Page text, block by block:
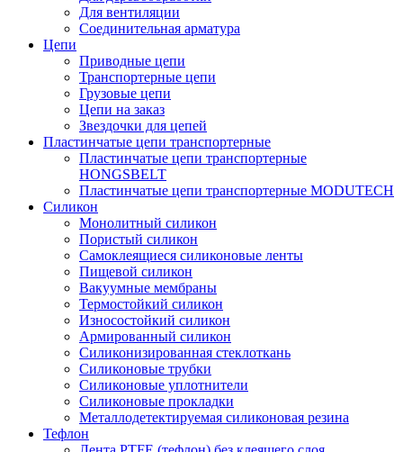
Для вентиляции
Соединительная арматура
Цепи
Приводные цепи
Транспортерные цепи
Грузовые цепи
Цепи на заказ
Звездочки для цепей
Пластинчатые цепи транспортерные
Пластинчатые цепи транспортерные
HONGSBELT
Пластинчатые цепи транспортерные MODUTECH
Силикон
Монолитный силикон
Пористый силикон
Самоклеящиеся силиконовые ленты
Пищевой силикон
Вакуумные мембраны
Термостойкий силикон
Износостойкий силикон
Армированный силикон
Силиконизированная стеклоткань
Силиконовые трубки
Силиконовые уплотнители
Силиконовые прокладки
Металлодетектируемая силиконовая резина
Тефлон